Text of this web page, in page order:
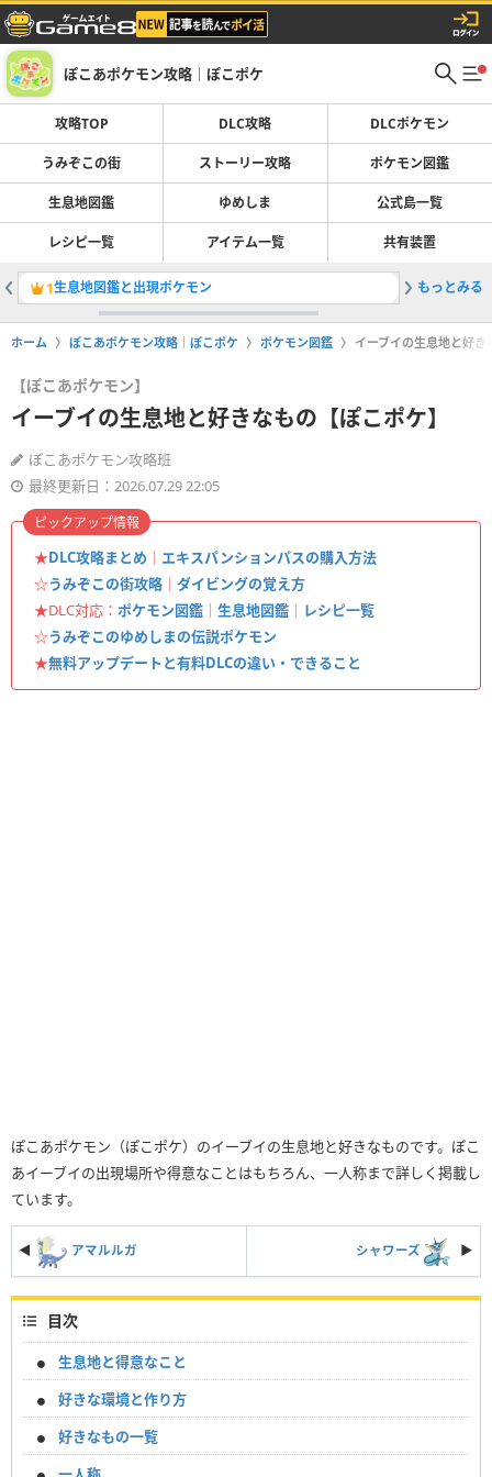
ぽこあポケモン攻略｜ぽこポケ
攻略TOP DLC攻略 DLCポケモン
うみぞこの街 ストーリー攻略 ポケモン図鑑
生息地図鑑 ゆめしま 公式島一覧
レシピ一覧 アイテム一覧 共有装置
1生息地図鑑と出現ポケモン 2スター
もっとみる
ホーム ぽこあポケモン攻略｜ぽこポケ ポケモン図鑑 イーブイの生息地と好
【ぽこあポケモン】
イーブイの生息地と好きなもの【ぽこポケ】
ぽこあポケモン攻略班
最終更新日：2026.07.29 22:05
★DLC攻略まとめ ｜ エキスパンションパスの購入方法
☆うみぞこの街攻略 ｜ ダイビングの覚え方
★DLC対応： ポケモン図鑑 ｜ 生息地図鑑 ｜ レシピ一覧
☆うみぞこのゆめしまの伝説ポケモン
★無料アップデートと有料DLCの違い・できること
ピックアップ情報
ぽこあポケモン（ぽこポケ）のイーブイの生息地と好きなものです。ぽこ
あイーブイの出現場所や得意なことはもちろん、一人称まで詳しく掲載し
ています。
◀ アマルルガ シャワーズ ▶︎
目次
生息地と得意なこと
好きな環境と作り方
好きなもの一覧